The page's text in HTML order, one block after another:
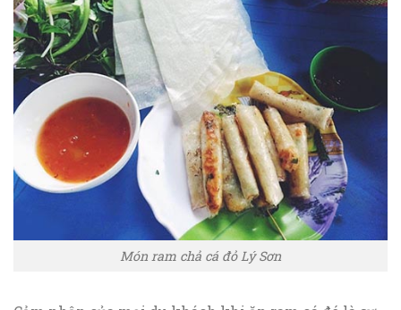
Món ram chả cá đỏ Lý Sơn